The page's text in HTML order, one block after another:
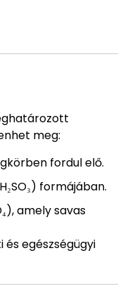
meg:
fordul elő.
formájában.
amely savas
egészségügyi